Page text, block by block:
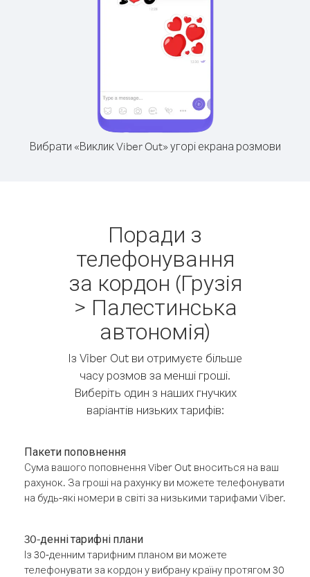
Вибрати «Виклик Viber Out» угорі екрана розмови
Поради з
телефонування
за кордон (Грузія
> Палестинська
автономія)
Із Viber Out ви отримуєте більше
часу розмов за менші гроші.
Виберіть один з наших гнучких
варіантів низьких тарифів:
Пакети поповнення
Сума вашого поповнення Viber Out вноситься на ваш
рахунок. За гроші на рахунку ви можете телефонувати
на будь-які номери в світі за низькими тарифами Viber.
30-денні тарифні плани
Із 30-денним тарифним планом ви можете
телефонувати за кордон у вибрану країну протягом 30